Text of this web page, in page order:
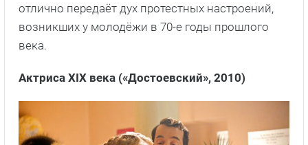
отлично передаёт дух протестных настроений,
возникших у молодёжи в 70-е годы прошлого
века.
Актриса XIX века («Достоевский», 2010)